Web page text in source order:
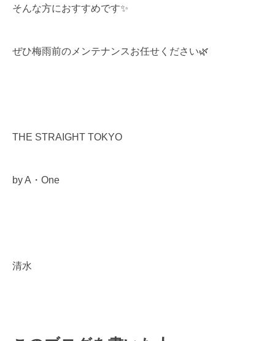
そんな方におすすめです✨
ぜひ梅雨前のメンテナンスお任せください🌿
THE STRAIGHT TOKYO
by A・One
清水